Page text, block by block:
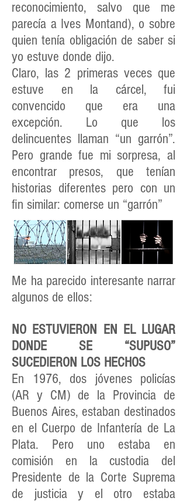
reconocimiento, salvo que me
parecía a Ives Montand), o sobre
quien tenía obligación de saber si
yo estuve donde dijo.
Claro, las 2 primeras veces que
estuve en la cárcel, fui
convencido que era una
excepción. Lo que los
delincuentes llaman “un garrón”.
Pero grande fue mi sorpresa, al
encontrar presos, que tenían
historias diferentes pero con un
fin similar: comerse un “garrón”
Me ha parecido interesante narrar
algunos de ellos:
NO ESTUVIERON EN EL LUGAR
DONDE SE “SUPUSO”
SUCEDIERON LOS HECHOS
En 1976, dos jóvenes policías
(AR y CM) de la Provincia de
Buenos Aires, estaban destinados
en el Cuerpo de Infantería de La
Plata. Pero uno estaba en
comisión en la custodia del
Presidente de la Corte Suprema
de justicia y el otro estaba